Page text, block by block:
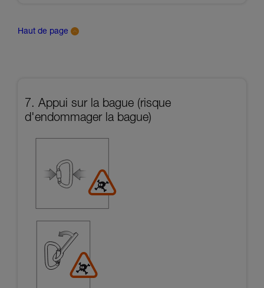
Haut de page
7. Appui sur la bague (risque
d'endommager la bague)